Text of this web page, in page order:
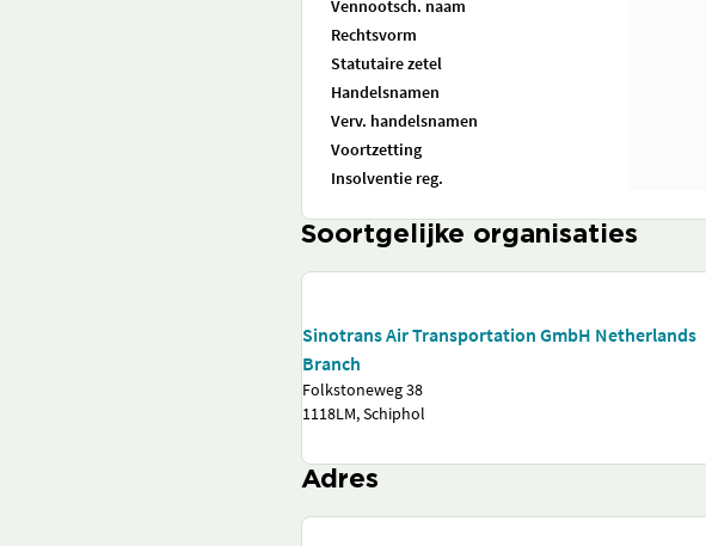
Vennootsch. naam
Rechtsvorm
Statutaire zetel
Handelsnamen
Verv. handelsnamen
Voortzetting
Insolventie reg.
Soortgelijke organisaties
Sinotrans Air Transportation GmbH Netherlands
Branch
Folkstoneweg 38
1118LM, Schiphol
Adres